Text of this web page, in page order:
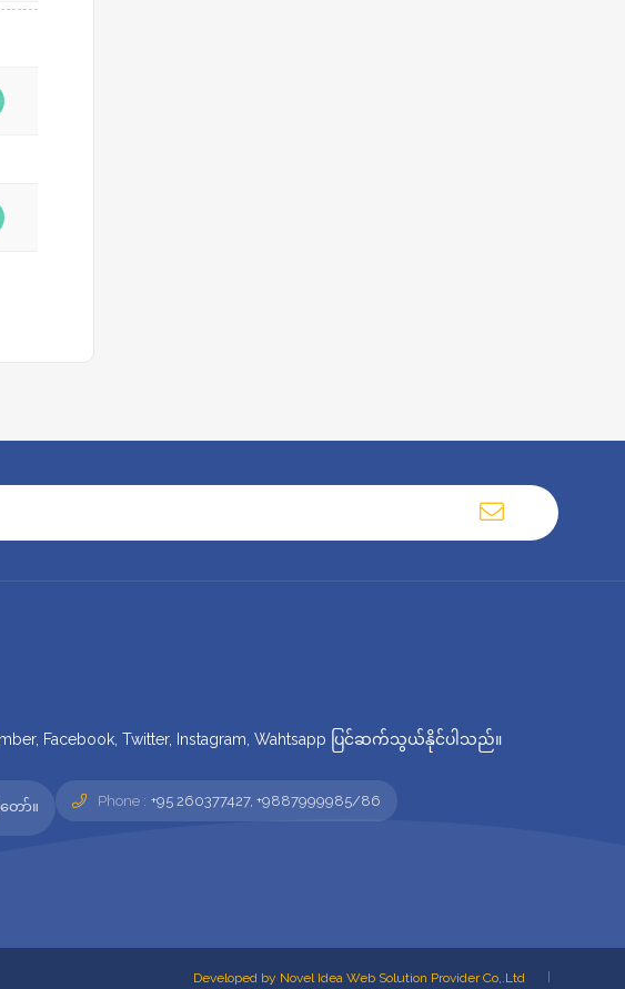
Facebook, Twitter, Instagram, Wahtsapp ပြင်ဆက်သွယ်နိုင်ပါသည်။
ော်။ Phone : +95 260377427, +9887999985/86
Developed by Novel Idea Web Solution Provider Co,.Ltd